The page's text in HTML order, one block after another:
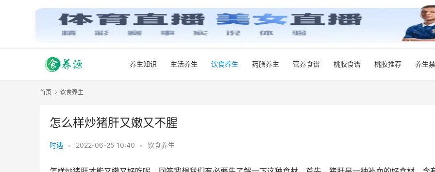
养生知识 生活养生 饮食养生 药膳养生 营养食谱 桃胶食谱 桃胶推荐 养生
首页 饮食养生
怎么样炒猪肝又嫩又不腥
时遇 • 2022-06-25 10:40 • 饮食养生